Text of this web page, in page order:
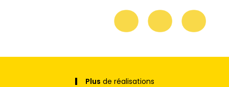
Plus de réalisations